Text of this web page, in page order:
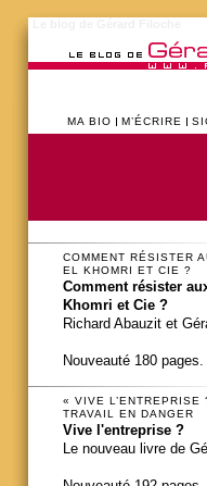
MA BIO M’ÉCRIRE
COMMENT RÉSISTER
EL KHOMRI ET CIE ?
Comment résister
Khomri et Cie ?
Richard Abauzit et
Nouveauté 180
« VIVE L’ENTREPRISE
TRAVAIL EN DANGER
Vive l'entreprise ?
Le nouveau livre de